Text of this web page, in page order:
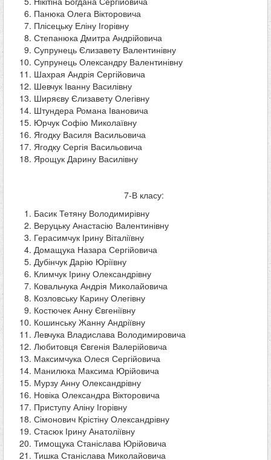
Панюка Олега Вікторовича
Плісецьку Еліну Ігорівну
Степанюка Дмитра Андрійовича
Супрунець Єлизавету Валентинівну
Супрунець Олександру Валентинівну
Шахрая Андрія Сергійовича
Шевчук Іванну Василівну
Ширяєву Єлизавету Олегівну
Штундера Романа Івановича
Юрчук Софію Миколаївну
Ягодку Василя Васильовича
Ягодку Сергія Васильовича
Ярощук Дарину Василівну
7-В класу:
Басик Тетяну Володимирівну
Веруцьку Анастасію Валентинівну
Герасимчук Ірину Віталіївну
Домащука Назара Сергійовича
Дубінчук Дарію Юріївну
Климчук Ірину Олександрівну
Ковальчука Андрія Миколайовича
Козловську Карину Олегівну
Костючек Анну Євгеніївну
Кошинську Жанну Андріївну
Левчука Владислава Володимировича
Любитовця Євгенія Валерійовича
Максимчука Олеся Сергійовича
Манилюка Максима Юрійовича
Мурзу Анну Олександрівну
Новіка Олександра Вікторовича
Приступу Аліну Ігорівну
Сімонович Крістіну Олександрівну
Стасюк Ірину Анатоліївну
Тимощука Станіслава Юрійовича
Тишка Станіслава Миколайовича